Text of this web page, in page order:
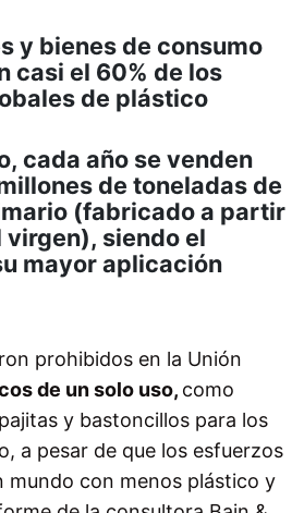
y bienes de consumo
casi el 60% de los
de plástico
cada año se venden
de toneladas de
(fabricado a partir
siendo el
mayor aplicación
prohibidos en la Unión
de un solo uso, como
y bastoncillos para los
a pesar de que los esfuerzos
mundo con menos plástico y